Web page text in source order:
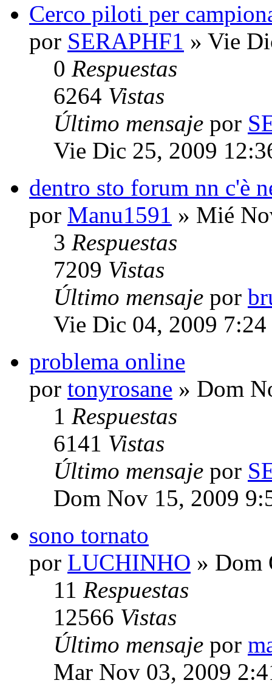
Cerco piloti per
por SERAPHF1 » Vie
0 Respuestas
6264 Vistas
Último mensaje por
Vie Dic 25, 2009
dentro sto forum nn c'è
por Manu1591 » Mié
3 Respuestas
7209 Vistas
Último mensaje por
Vie Dic 04, 2009 7:24
problema online
por tonyrosane » Dom
1 Respuestas
6141 Vistas
Último mensaje por
Dom Nov 15, 2009
sono tornato
por LUCHINHO » Dom
11 Respuestas
12566 Vistas
Último mensaje por
Mar Nov 03, 2009